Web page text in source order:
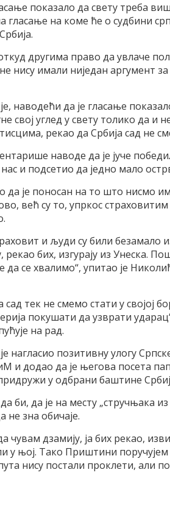
показало да свету треба
гласање на коме ће о судбини
другима право да увлаче
нису имали ниједан аргумент за
наводећи да је гласање
свој углед у свету толико да и
рекао да Србија сад не
наводе да је јуче
и подсетио да једно мало
да је поносан на то што нисмо
већ су то, упркос
и људи су били безамало
рекао бих, изгурају из Унеска.
се хвалимо“, упитао је
тек не смемо стати у својој
покушати да узврати
на рад.
нагласио позитивну улогу
и додао да је његова посета
у одбрани баштине
би, да је на месту „стручњака
не зна обичаје.
чувам дзамију, ја бих рекао,
у њој. Тако Приштини
нису постали проклети, али